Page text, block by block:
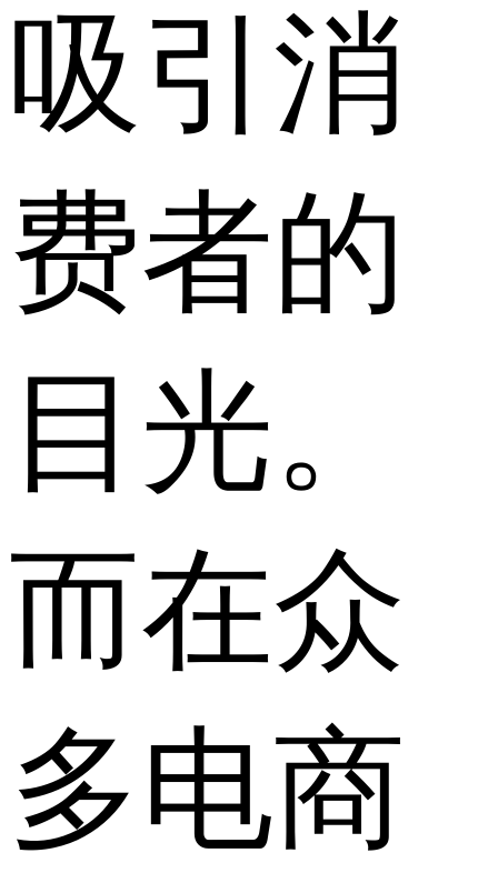
吸引消
费者的
目光。
而在众
多电商